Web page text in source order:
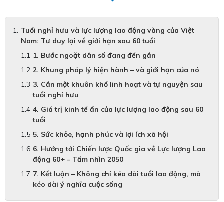
Tuổi nghỉ hưu và lực lượng lao động vàng của Việt
Nam: Tư duy lại về giới hạn sau 60 tuổi
1. Bước ngoặt dân số đang đến gần
2. Khung pháp lý hiện hành – và giới hạn của nó
3. Cần một khuôn khổ linh hoạt và tự nguyện sau
tuổi nghỉ hưu
4. Giá trị kinh tế ẩn của lực lượng lao động sau 60
tuổi
5. Sức khỏe, hạnh phúc và lợi ích xã hội
6. Hướng tới Chiến lược Quốc gia về Lực lượng Lao
động 60+ – Tầm nhìn 2050
7. Kết luận – Không chỉ kéo dài tuổi lao động, mà
kéo dài ý nghĩa cuộc sống